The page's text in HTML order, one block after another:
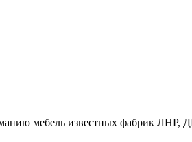
мебель известных фабрик ЛНР,